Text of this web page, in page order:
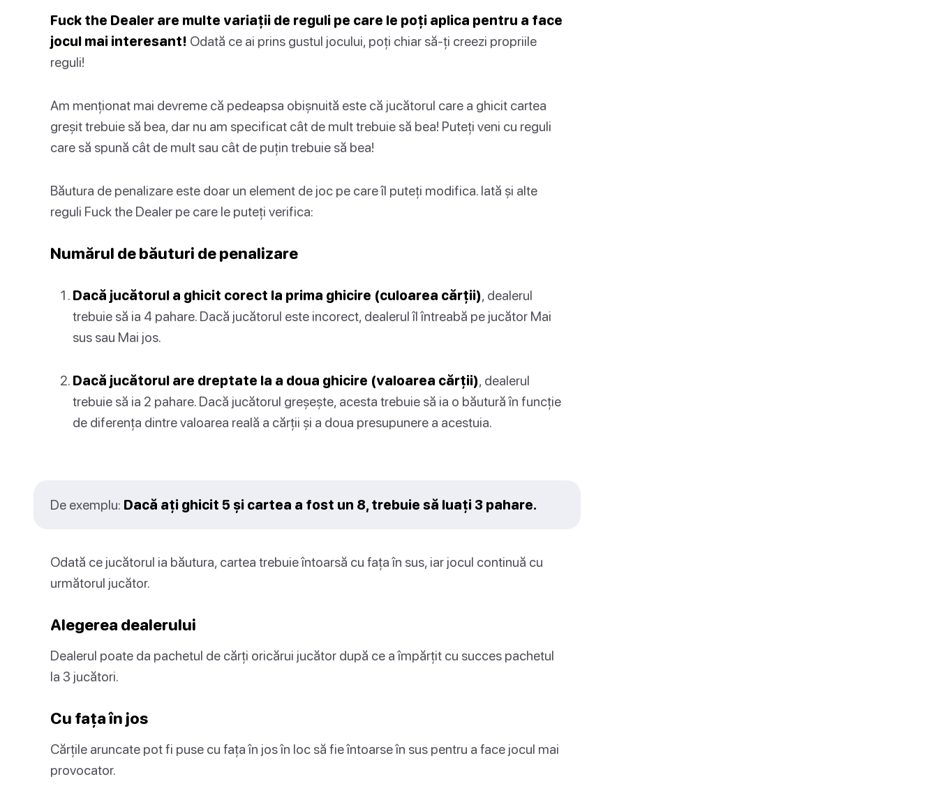
Fuck the Dealer are multe variații de reguli pe care le poți aplica pentru a face
jocul mai interesant! Odată ce ai prins gustul jocului, poți chiar să-ți creezi propriile
reguli!
Am menționat mai devreme că pedeapsa obișnuită este că jucătorul care a ghicit cartea
greșit trebuie să bea, dar nu am specificat cât de mult trebuie să bea! Puteți veni cu reguli
care să spună cât de mult sau cât de puțin trebuie să bea!
Băutura de penalizare este doar un element de joc pe care îl puteți modifica. Iată și alte
reguli Fuck the Dealer pe care le puteți verifica:
Numărul de băuturi de penalizare
Dacă jucătorul a ghicit corect la prima ghicire (culoarea cărții), dealerul
trebuie să ia 4 pahare. Dacă jucătorul este incorect, dealerul îl întreabă pe jucător Mai
sus sau Mai jos.
Dacă jucătorul are dreptate la a doua ghicire (valoarea cărții), dealerul
trebuie să ia 2 pahare. Dacă jucătorul greșește, acesta trebuie să ia o băutură în funcție
de diferența dintre valoarea reală a cărții și a doua presupunere a acestuia.
De exemplu: Dacă ați ghicit 5 și cartea a fost un 8, trebuie să luați 3 pahare.
Odată ce jucătorul ia băutura, cartea trebuie întoarsă cu fața în sus, iar jocul continuă cu
următorul jucător.
Alegerea dealerului
Dealerul poate da pachetul de cărți oricărui jucător după ce a împărțit cu succes pachetul
la 3 jucători.
Cu fața în jos
Cărțile aruncate pot fi puse cu fața în jos în loc să fie întoarse în sus pentru a face jocul mai
provocator.